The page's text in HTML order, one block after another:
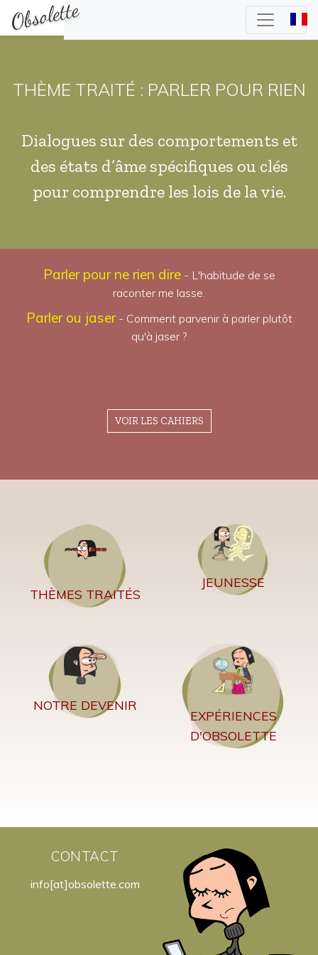
THÈME TRAITÉ : PARLER POUR RIEN
Dialogues sur des comportements et
des états d’âme spécifiques ou clés
pour comprendre les lois de la vie.
Parler pour ne rien dire- L'habitude de se
raconter me lasse.
Parler ou jaser- Comment parvenir à parler plutôt
qu'à jaser ?
VOIR LES CAHIERS
THÈMES TRAITÉS
JEUNESSE
NOTRE DEVENIR
EXPÉRIENCES
D'OBSOLETTE
CONTACT
info[at]obsolette.com